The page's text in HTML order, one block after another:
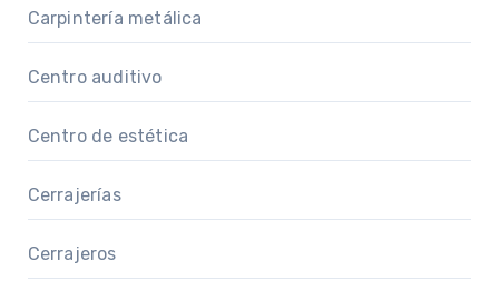
Carpintería metálica
Centro auditivo
Centro de estética
Cerrajerías
Cerrajeros